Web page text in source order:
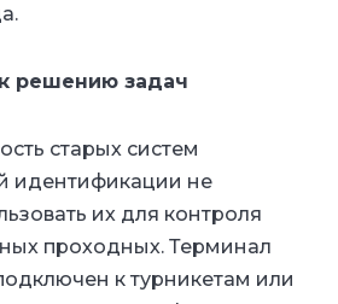
решению задач
старых cистем
идентификации не
их для контроля
проходных. Терминал
к турникетам или